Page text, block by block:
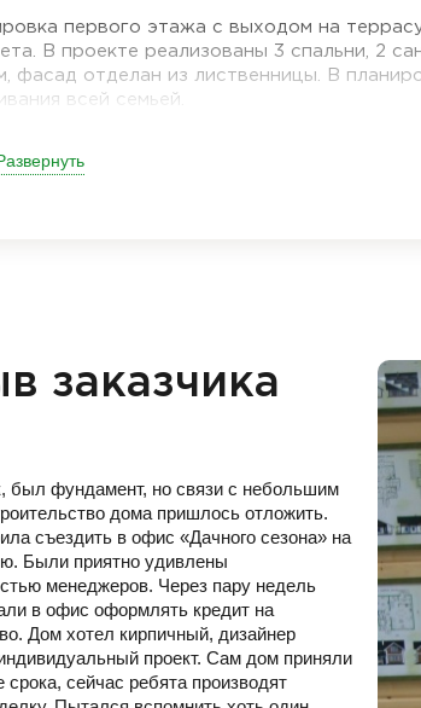
первого этажа с выходом на
В проекте реализованы 3 спальни, 2
фасад отделан из лиственницы. В
всей семьей.
заказчика
был фундамент, но связи с небольшим
дома пришлось отложить.
съездить в офис «Дачного сезона» на
Были приятно удивлены
менеджеров. Через пару недель
в офис оформлять кредит на
Дом хотел кирпичный, дизайнер
проект. Сам дом приняли
сейчас ребята производят